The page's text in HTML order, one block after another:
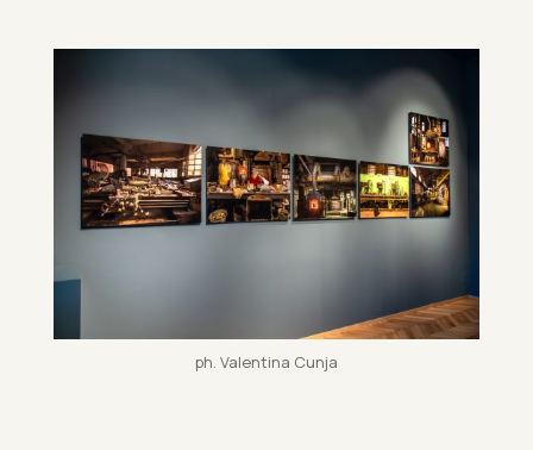
ph. Valentina Cunja